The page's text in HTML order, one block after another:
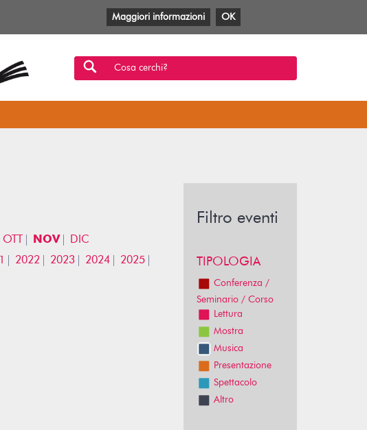
Facebook
TwitterYouTube
Anobii
SBTMlol
Cosa cerchi?
OTT NOV
DIC
2022 2023 2024
2025
Filtro eventi
TIPOLOGIA
Conferenza /
Seminario / Corso
Lettura
Mostra
Musica
Presentazione
Spettacolo
Altro
Maggiori informazioni OK